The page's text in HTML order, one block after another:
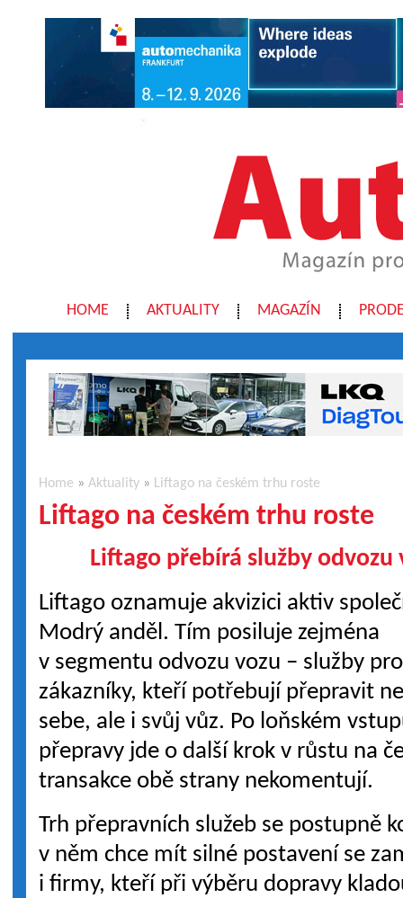
HOME AKTUALITY MAGAZÍN
Home »Aktuality » Liftago na českém trhu roste
Liftago na českém trhu roste
Liftago přebírá služby
Liftago oznamuje akvizici aktiv
Modrý anděl. Tím posiluje zejména
v segmentu odvozu vozu – služby pro
zákazníky, kteří potřebují přepravit
sebe, ale i svůj vůz. Po loňském
přepravy jde o další krok v růstu na
transakce obě strany nekomentují.
Trh přepravních služeb se postupně
v něm chce mít silné postavení se
i firmy, kteří při výběru dopravy